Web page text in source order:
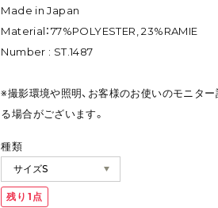
Made in Japan
Material：77%POLYESTER, 23%RAMIE
Number : ST.1487
※撮影環境や照明、お客様のお使いのモニタ
る場合がございます。
種類
残り1点